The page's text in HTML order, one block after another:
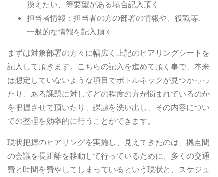
換えたい、等要望がある場合記入頂く
担当者情報：担当者の方の部署の情報や、役職等、
一般的な情報を記入頂く
まずは対象部署の方々に幅広く上記のヒアリングシートを
記入して頂きます。こちらの記入を進めて頂く事で、本来
は想定していないような項目でボトルネックが見つかっっ
たり、ある課題に対してどの程度の方が悩まれているのか
を把握させて頂いたり、課題を洗い出し、その内容につい
ての整理を効率的に行うことができます。
現状把握のヒアリングを実施し、見えてきたのは、拠点間
の会議を長距離を移動して行っているために、多くの交通
費と時間を費やしてしまっているという現状と、スケジュ